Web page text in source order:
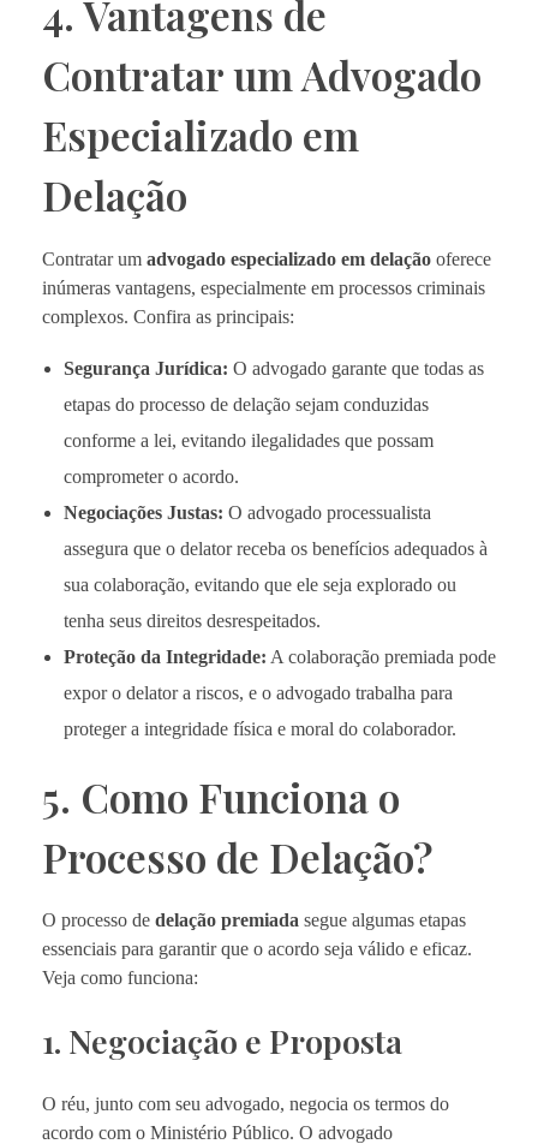
4. Vantagens de
Contratar um Advogado
Especializado em
Delação
Contratar um advogado especializado em delação oferece
inúmeras vantagens, especialmente em processos criminais
complexos. Confira as principais:
Segurança Jurídica: O advogado garante que todas as
etapas do processo de delação sejam conduzidas
conforme a lei, evitando ilegalidades que possam
comprometer o acordo.
Negociações Justas: O advogado processualista
assegura que o delator receba os benefícios adequados à
sua colaboração, evitando que ele seja explorado ou
tenha seus direitos desrespeitados.
Proteção da Integridade: A colaboração premiada pode
expor o delator a riscos, e o advogado trabalha para
proteger a integridade física e moral do colaborador.
5. Como Funciona o
Processo de Delação?
O processo de delação premiada segue algumas etapas
essenciais para garantir que o acordo seja válido e eficaz.
Veja como funciona:
1. Negociação e Proposta
O réu, junto com seu advogado, negocia os termos do
acordo com o Ministério Público. O advogado